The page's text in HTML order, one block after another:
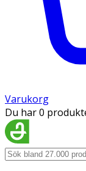
Varukorg
Du har 0